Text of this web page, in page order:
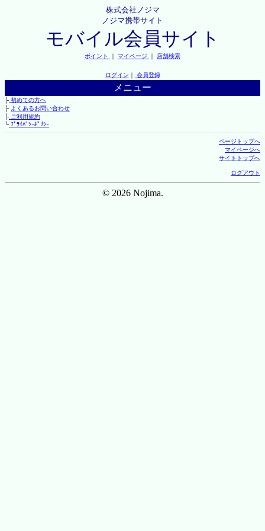
株式会社ノジマ
ノジマ携帯サイト
モバイル会員サイト
ポイント ｜ マイページ ｜ 店舗検索
ログイン ｜ 会員登録
メニュー
├初めての方へ
├ よくあるお問い合わせ
├ご利用規約
└ﾌﾟﾗｲﾊﾞｼｰﾎﾟﾘｼｰ
ページトップへ
マイページへ
サイトトップへ
ログアウト
© 2026 Nojima.